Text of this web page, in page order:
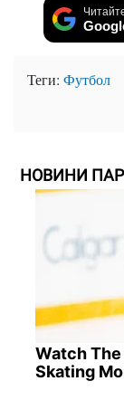
Теги: Футбол
НОВИНИ
Watch
Skating